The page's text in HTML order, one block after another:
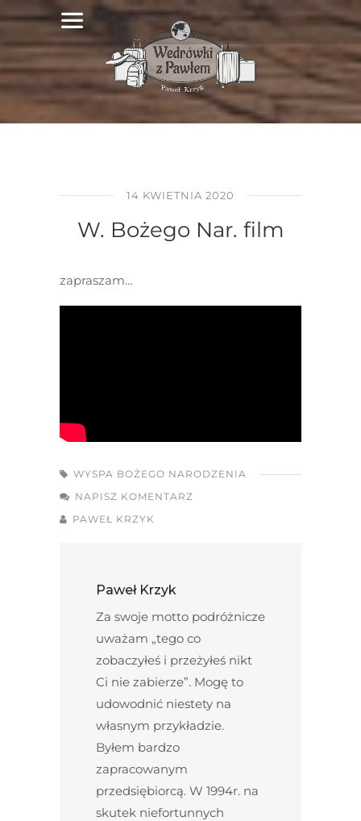
14 KWIETNIA 2020
W. Bożego Nar. film
zapraszam…
WYSPA BOŻEGO NARODZENIA
NAPISZ KOMENTARZ
PAWEŁ KRZYK
Paweł Krzyk
Za swoje motto podróżnicze
uważam „tego co
zobaczyłeś i przeżyłeś nikt
Ci nie zabierze”. Mogę to
udowodnić niestety na
własnym przykładzie.
Byłem bardzo
zapracowanym
przedsiębiorcą. W 1994r. na
skutek niefortunnych